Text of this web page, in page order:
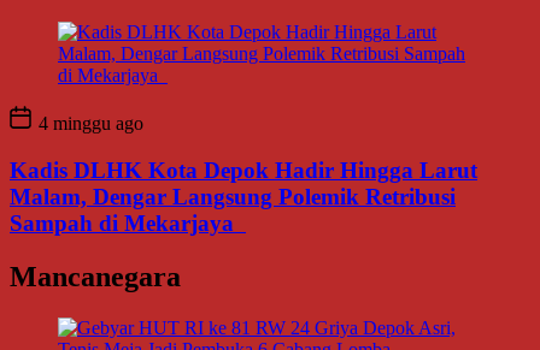
4 minggu ago
Kadis DLHK Kota Depok Hadir Hingga Larut
Malam, Dengar Langsung Polemik Retribusi
Sampah di Mekarjaya
Mancanegara